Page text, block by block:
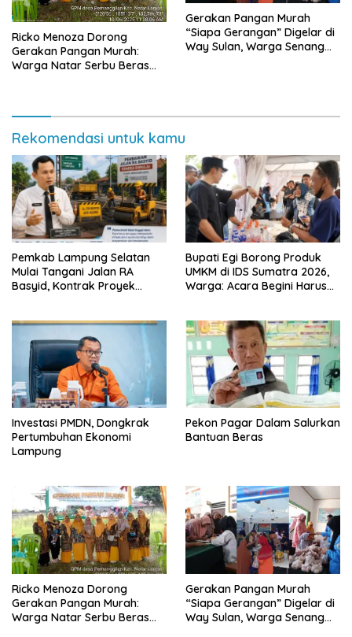
Ricko Menoza Dorong
Gerakan Pangan Murah:
Warga Natar Serbu Beras
Gerakan Pangan Murah
“Siapa Gerangan” Digelar di
Way Sulan, Warga Senang
Rekomendasi untuk kamu
Pemkab Lampung Selatan
Mulai Tangani Jalan RA
Basyid, Kontrak Proyek
Bupati Egi Borong Produk
UMKM di IDS Sumatra 2026,
Warga: Acara Begini Harus
Investasi PMDN, Dongkrak
Pertumbuhan Ekonomi
Lampung
Pekon Pagar Dalam Salurkan
Bantuan Beras
Ricko Menoza Dorong
Gerakan Pangan Murah:
Warga Natar Serbu Beras
Gerakan Pangan Murah
“Siapa Gerangan” Digelar di
Way Sulan, Warga Senang